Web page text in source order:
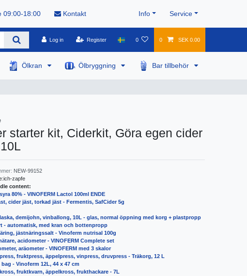
09:00-18:00 Kontakt Info Service
Log in Register 0 0 SEK 0.00
Ölkran Ölbryggning Bar tillbehör
starter kit, Ciderkit, Göra egen cider
NEW-99152
ich-zapfe
content:
80% - VINOFERM Lactol 100ml ENDE
cider jäst, torkad jäst - Fermentis, SafCider 5g
demijohn, vinballong, 10L - glas, normal öppning med korg + plastpropp
- automatisk, med kran och bottenpropp
jästnäringssalt - Vinoferm nutrisal 100g
acidometer - VINOFERM Complete set
aräometer - VINOFERM med 3 skalor
fruktpress, äppelpress, vinpress, druvpress - Träkorg, 12 L
bag - Vinoferm 12L, 44 x 47 cm
fruktkvarn, äppelkross, frukthackare - 7L